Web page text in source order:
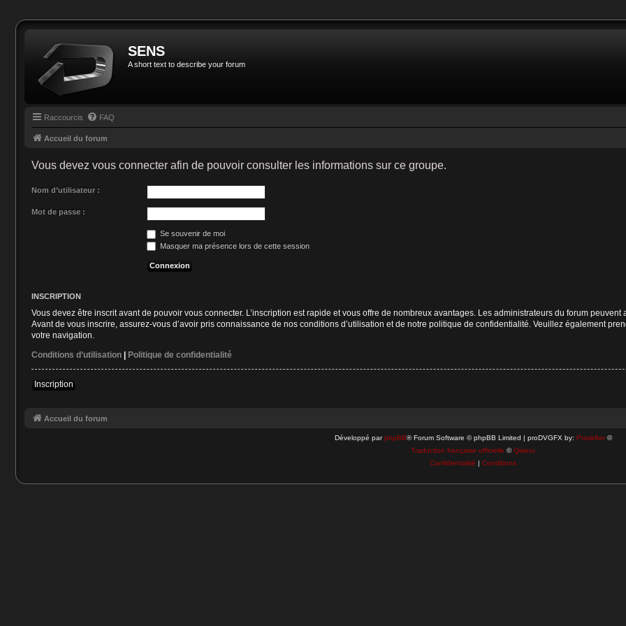
SENS
A short text to describe your forum
Raccourcis FAQ
Accueil du forum
Vous devez vous connecter afin de pouvoir consulter les informations sur ce groupe.
Nom d’utilisateur :
Mot de passe :
Se souvenir de moi
Masquer ma présence lors de cette session
INSCRIPTION
Vous devez être inscrit avant de pouvoir vous connecter. L’inscription est rapide et vous offre de nombreux avantages. Les administrateurs du forum
Avant de vous inscrire, assurez-vous d’avoir pris connaissance de nos conditions d’utilisation et de notre politique de confidentialité. Veuillez également
votre navigation.
Conditions d’utilisation | Politique de confidentialité
Inscription
Accueil du forum
Développé parphpBB® Forum Software © phpBB Limited | proDVGFX by: Prosk8er©
Traduction française officielle ©Qiaeru
Confidentialité | Conditions